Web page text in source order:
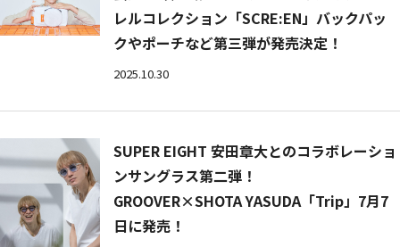
レルコレクション「SCRE:EN」バックパッ
クやポーチなど第三弾が発売決定！
2025.10.30
SUPER EIGHT 安田章大とのコラボレーショ
ンサングラス第二弾！
GROOVER×SHOTA YASUDA「Trip」7月7
日に発売！